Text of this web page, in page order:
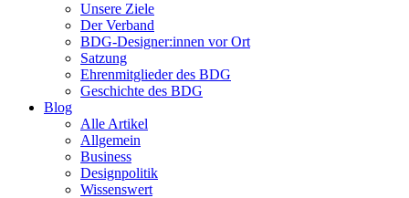
Unsere Ziele
Der Verband
BDG-Designer:innen vor Ort
Satzung
Ehrenmitglieder des BDG
Geschichte des BDG
Blog
Alle Artikel
Allgemein
Business
Designpolitik
Wissenswert